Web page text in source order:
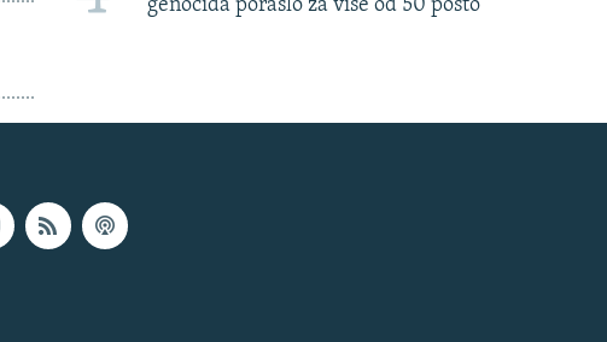
genocida poraslo za više od 50 posto